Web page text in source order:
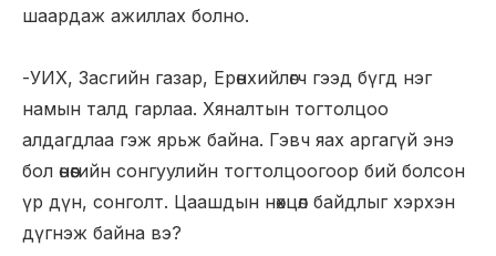
шаардаж ажиллах болно.
-УИХ, Засгийн газар, Ерөнхийлөгч гээд бүгд нэг
намын талд гарлаа. Хяналтын тогтолцоо
алдагдлаа гэж ярьж байна. Гэвч яах аргагүй энэ
бол өнөөгийн сонгуулийн тогтолцоогоор бий болсон
үр дүн, сонголт. Цаашдын нөхцөл байдлыг хэрхэн
дүгнэж байна вэ?